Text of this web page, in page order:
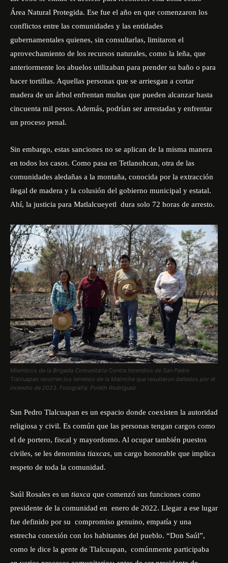
Área Natural Protegida. Ese fue el año en que comenzaron los
conflictos entre las comunidades y las entidades
gubernamentales quienes, sin consultarlas, limitaron el
aprovechamiento de los recursos naturales, como la leña, que
anteriormente los abuelos utilizaban para prender su baño o para
hacer tortillas. Aquellas personas que se arriesgan a cortar
madera de un árbol enfrentan multas que pueden alcanzar hasta
cincuenta mil pesos. Además, podrían ser arrestadas y enfrentar
un proceso penal.
Sin embargo, estas sanciones no se aplican de la misma manera
en todos los casos. Como pasa en Tetlanohcan, otra de las
comunidades aledañas a la montaña, conocida por la extracción
ilegal de madera y la colusión del gobierno municipal y estatal.
Ahí, la justicia para Matlalcueyetl dura solo 72 horas de arresto.
Miembros de la Brigada Comunitaria Contra Incendios de San Pedro
Tlalcuapan recorren los terrenos de la Malinche que resultaron dañados por el
incendio de 2023. Fotografía: Poleth Rodríguez
San Pedro Tlalcuapan es un espacio donde coexisten la autoridad
religiosa y civil. Es común que las personas tengan cargos como
el de portero, fiscal y mayordomo. Al ocupar también puestos
civiles, se les denomina tiaxcas, un cargo honorable que implica
respeto de toda la comunidad.
Saúl Rosales es un tiaxca que comenzó sus funciones como
presidente de la comunidad en enero de 2022. Llegar a ese lugar
fue definido por su compromiso genuino, empatía y una
estrecha conexión con los habitantes del pueblo. “Don Saúl”,
como le dice la gente de Tlalcuapan, comúnmente participaba